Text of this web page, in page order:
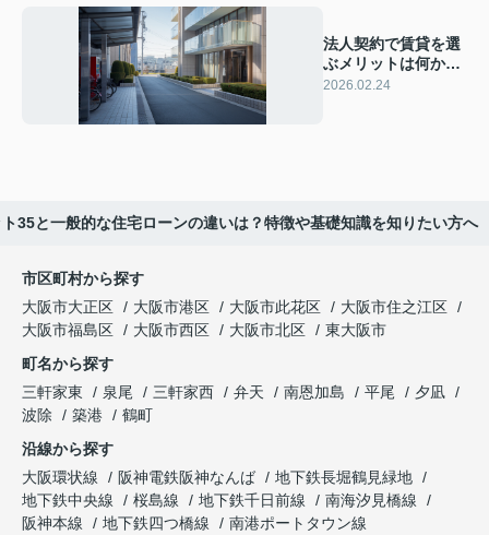
法人契約で賃貸を選
ぶメリットは何か？
賃貸物件の法人契約
2026.02.24
35と一般的な住宅ローンの違いは？特徴や基礎知識を知りたい方へ
市区町村から探す
大阪市大正区
大阪市港区 大阪市此花区
大阪市住之江区
大阪市福島区
大阪市西区 大阪市北区
東大阪市
町名から探す
三軒家東
泉尾 三軒家西 弁天 南恩加島 平尾
夕凪
波除
築港
鶴町
沿線から探す
大阪環状線
阪神電鉄阪神なんば
地下鉄長堀鶴見緑地
地下鉄中央線
桜島線 地下鉄千日前線
南海汐見橋線
阪神本線
地下鉄四つ橋線
南港ポートタウン線